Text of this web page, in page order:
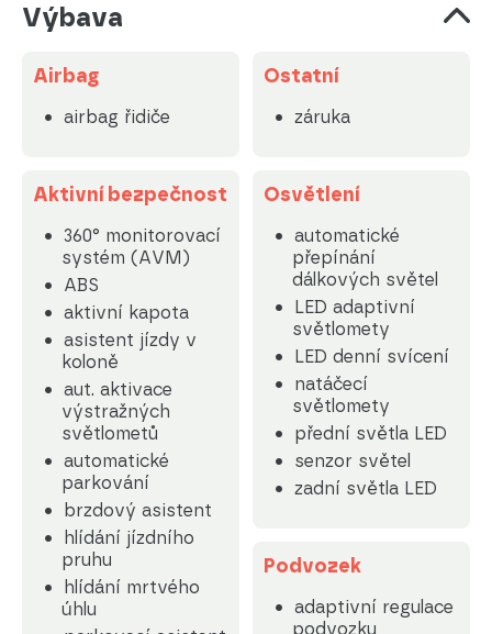
Výbava
Airbag
airbag řidiče
Aktivní bezpečnost
360° monitorovací
systém (AVM)
ABS
aktivní kapota
asistent jízdy v
koloně
aut. aktivace
výstražných
světlometů
automatické
parkování
brzdový asistent
hlídání jízdního
pruhu
hlídání mrtvého
úhlu
Ostatní
záruka
Osvětlení
automatické
přepínání
dálkových světel
LED adaptivní
světlomety
LED denní svícení
natáčecí
světlomety
přední světla LED
senzor světel
zadní světla LED
Podvozek
adaptivní regulace
podvozku